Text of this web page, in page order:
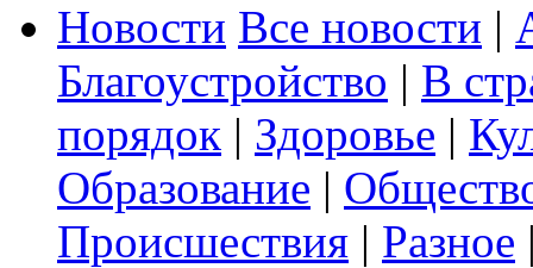
Новости Все новости |
Благоустройство | В
порядок | Здоровье |
Образование |
Происшествия | Разное